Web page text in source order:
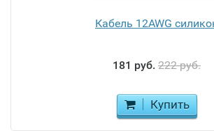
Кабель 12AWG
181 руб. 222 руб.
Купить